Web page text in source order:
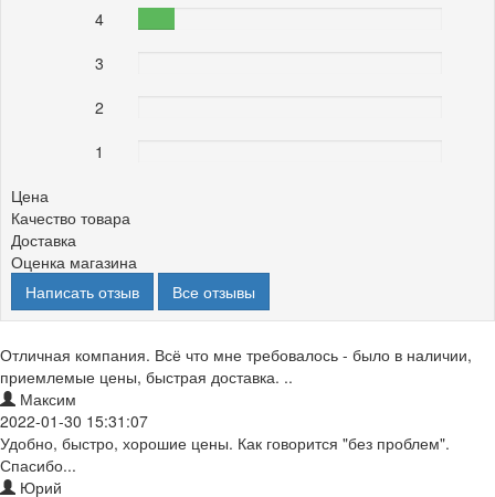
4
3
2
1
Цена
Качество товара
Доставка
Оценка магазина
Написать отзыв
Все отзывы
Отличная компания. Всё что мне требовалось - было в наличии,
приемлемые цены, быстрая доставка. ..
Максим
2022-01-30 15:31:07
Удобно, быстро, хорошие цены. Как говорится "без проблем".
Спасибо...
Юрий